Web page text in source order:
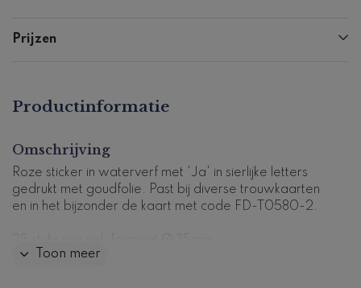
Prijzen
Productinformatie
Omschrijving
Roze sticker in waterverf met 'Ja' in sierlijke letters
gedrukt met goudfolie. Past bij diverse trouwkaarten
en in het bijzonder de kaart met code FD-T0580-2.
Toon meer